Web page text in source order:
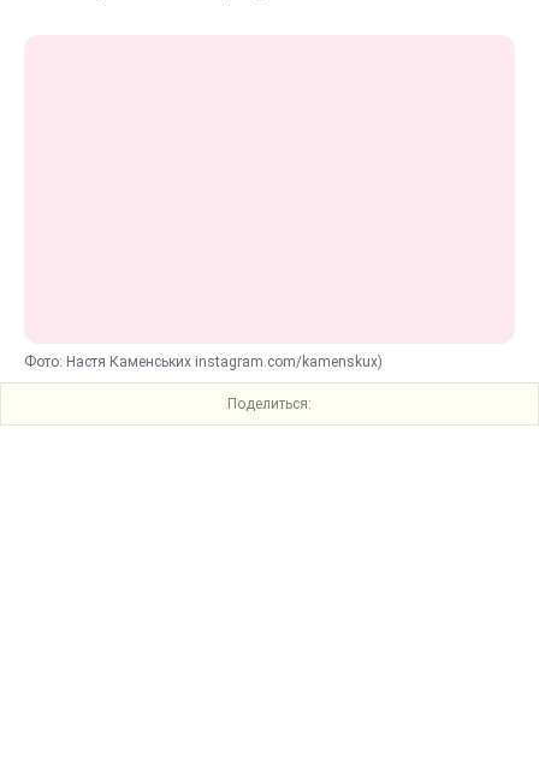
Фото: Настя Каменських instagram.com/kamenskux)
Поделиться: